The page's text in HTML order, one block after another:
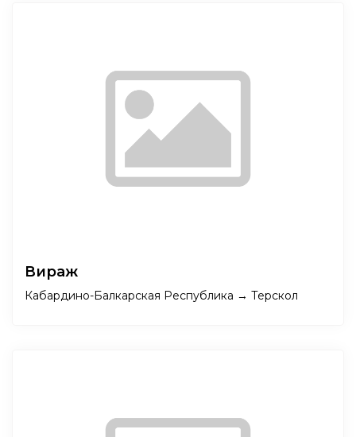
Вираж
Кабардино-Балкарская Республика → Терскол